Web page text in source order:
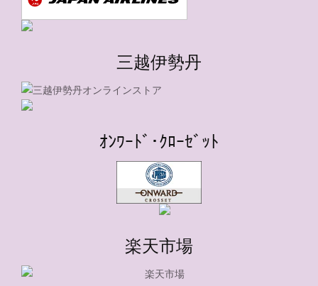
三越伊勢丹
ｵﾝﾜｰﾄﾞ･ｸﾛｰｾﾞｯﾄ
楽天市場